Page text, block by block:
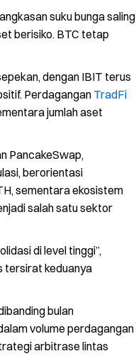
suku bunga saling
berisiko. BTC tetap
dengan IBIT terus
Perdagangan TradFi
jumlah aset
PancakeSwap,
berorientasi
sementara ekosistem
salah satu sektor
di level tinggi”,
tersirat keduanya
bulan
volume perdagangan
arbitrase lintas